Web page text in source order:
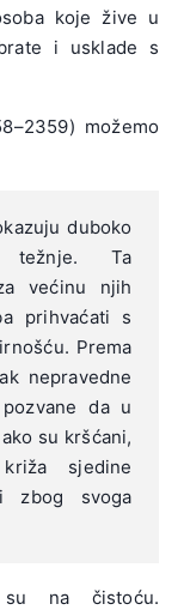
koje žive u
i usklade s
možemo
duboko
težnje. Ta
većinu njih
prihvaćati s
Prema
nepravedne
da u
su kršćani,
sjedine
zbog svoga
su na čistoću.